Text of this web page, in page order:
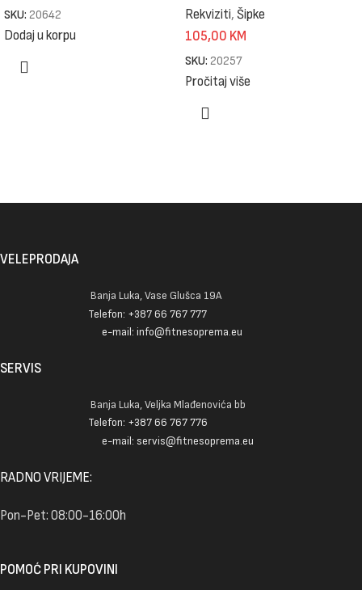
SKU: 20642
Dodaj u korpu
Rekviziti, Šipke
105,00 KM
SKU: 20257
Pročitaj više
VELEPRODAJA
Banja Luka, Vase Glušca 19A
Telefon: +387 66 767 777
e-mail: info@fitnesoprema.eu
SERVIS
Banja Luka, Veljka Mlađenovića bb
Telefon: +387 66 767 776
e-mail: servis@fitnesoprema.eu
RADNO VRIJEME:
Pon-Pet: 08:00-16:00h
POMOĆ PRI KUPOVINI